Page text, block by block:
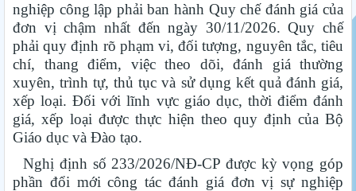
nghiệp công lập phải ban hành Quy chế đánh giá của
đơn vị chậm nhất đến ngày 30/11/2026. Quy chế
phải quy định rõ phạm vi, đối tượng, nguyên tắc, tiêu
chí, thang điểm, việc theo dõi, đánh giá thường
xuyên, trình tự, thủ tục và sử dụng kết quả đánh giá,
xếp loại. Đối với lĩnh vực giáo dục, thời điểm đánh
giá, xếp loại được thực hiện theo quy định của Bộ
Giáo dục và Đào tạo.
Nghị định số 233/2026/NĐ-CP được kỳ vọng góp
phần đổi mới công tác đánh giá đơn vị sự nghiệp